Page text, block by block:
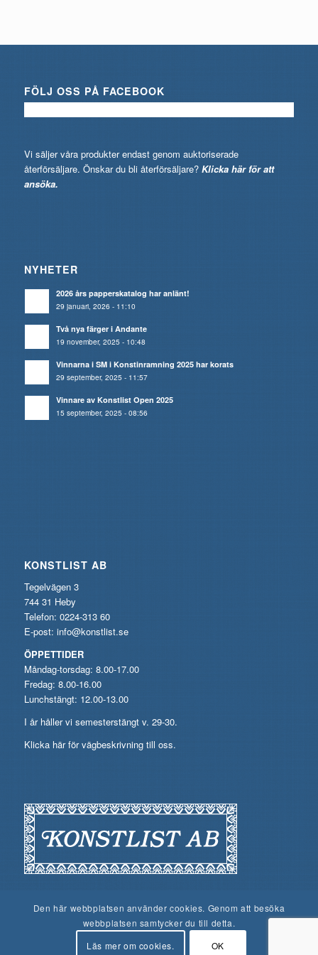
FÖLJ OSS PÅ FACEBOOK
Vi säljer våra produkter endast genom auktoriserade
återförsäljare. Önskar du bli återförsäljare? Klicka här för att
ansöka.
NYHETER
2026 års papperskatalog har anlänt!
29 januari, 2026 - 11:10
Två nya färger i Andante
19 november, 2025 - 10:48
Vinnarna i SM i Konstinramning 2025 har korats
29 september, 2025 - 11:57
Vinnare av Konstlist Open 2025
15 september, 2025 - 08:56
KONSTLIST AB
Tegelvägen 3
744 31 Heby
Telefon: 0224-313 60
E-post: info@konstlist.se
ÖPPETTIDER
Måndag-torsdag: 8.00-17.00
Fredag: 8.00-16.00
Lunchstängt: 12.00-13.00
I år håller vi semesterstängt v. 29-30.
Klicka här för vägbeskrivning till oss.
© Konstlist AB, 2026
Den här webbplatsen använder cookies. Genom att besöka
webbplatsen samtycker du till detta.
Läs mer om cookies.
OK